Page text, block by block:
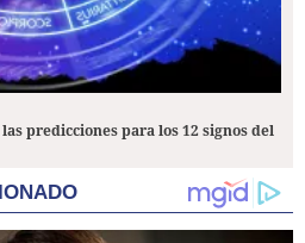
predicciones para los 12 signos del